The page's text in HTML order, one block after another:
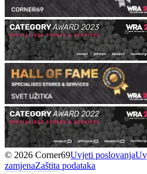
© 2026 Corner69Uvjeti poslovanja
zamjenaZaštita podataka